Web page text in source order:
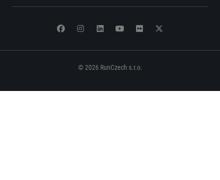
© 2026 RunCzech s.r.o.